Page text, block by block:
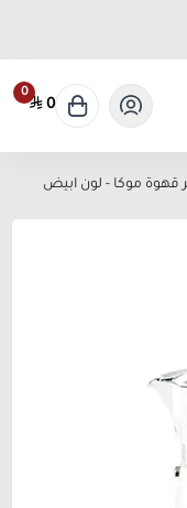
0
0
قهوة موكا - لون ابيض